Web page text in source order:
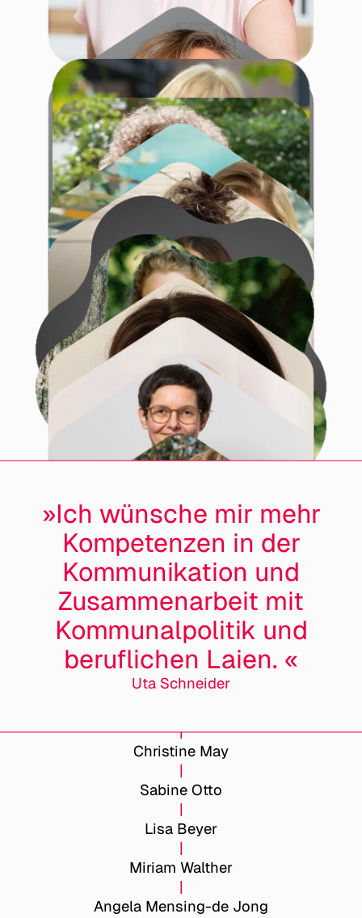
Doris Below
Uta Schneider
Barbara Brakenhoff
Ines Hohensee
Corinna Schwarz
Anna Willkommen
Carolin Hesse
Silvia Schellenberg Thaut
Gaby Heijltjes
Silke Wollenweber
Ulla Freiträger
Claudia Bucher
»Ich wünsche mir mehr
Kompetenzen in der
Kommunikation und
Zusammenarbeit mit
Kommunalpolitik und
beruflichen Laien. «
Uta Schneider
Christine May
Sabine Otto
Lisa Beyer
Miriam Walther
Angela Mensing-de Jong